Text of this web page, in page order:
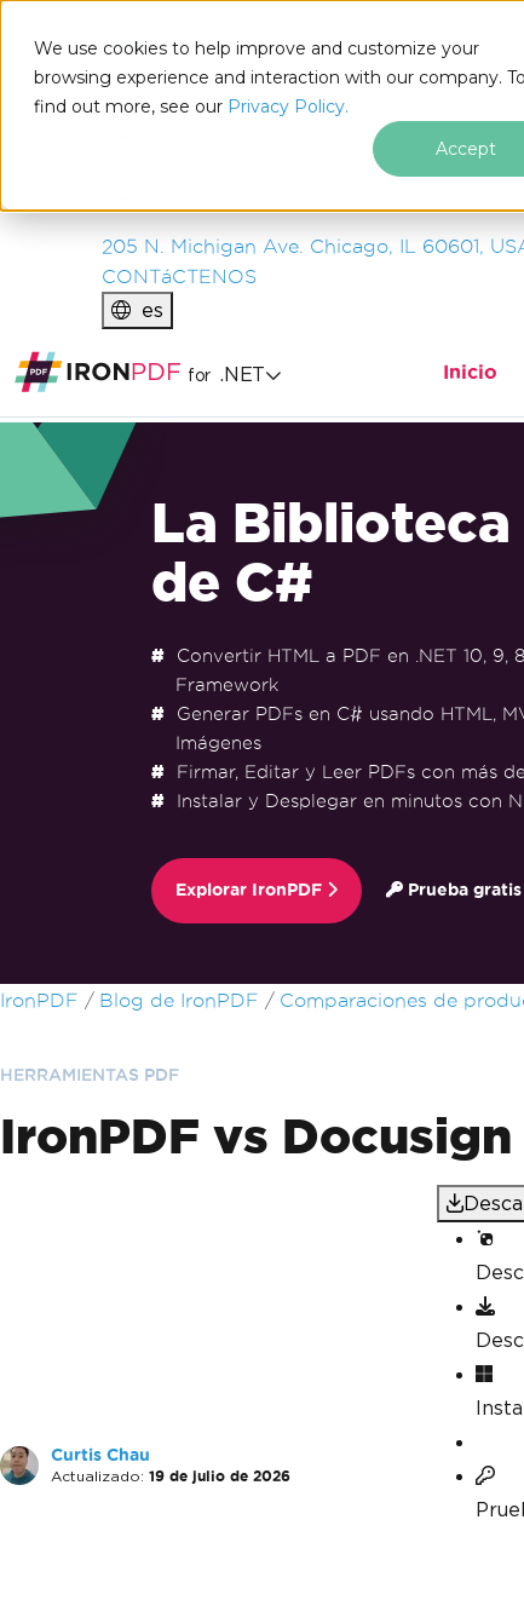
We use cookies to help improve and customize your
browsing experience and interaction with our company. To
find out more, see our Privacy Policy.
Accept
IRONSOFTWARE
PRODUCTOS
EMPRESA
205 N. Michigan Ave. Chicago, IL 60601,
CONTáCTENOS
es
for .NET Inicio
La Biblioteca
de C#
Convertir HTML a PDF en .NET 10, 9,
Framework
Generar PDFs en C# usando HTML,
Imágenes
Firmar, Editar y Leer PDFs con más
Instalar y Desplegar en minutos con
Explorar IronPDF Prueba gratis
Saltar al pie de página
IronPDF Blog de IronPDF Comparaciones de
HERRAMIENTAS PDF
IronPDF vs
Curtis Chau
Actualizado: 19 de julio de 2026